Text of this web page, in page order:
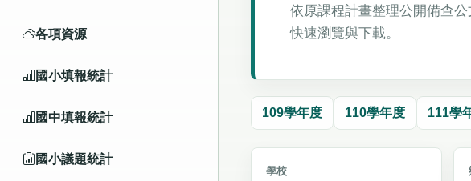
各項資源
國小填報統計
國中填報統計
國小議題統計
依原課程計畫整理公開備查
快速瀏覽與下載。
109學年度 110學年度 111學
學校